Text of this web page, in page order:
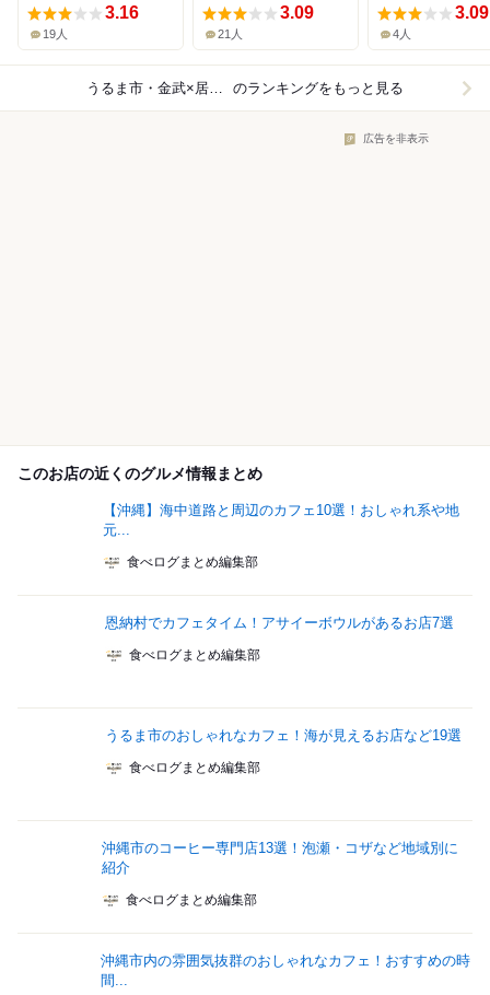
3.16
19人
3.09
21人
3.09
4人
うるま市・金武×居酒屋 のランキングをもっと見る
広告を非表示
このお店の近くのグルメ情報まとめ
【沖縄】海中道路と周辺のカフェ10選！おしゃれ系や地
元...
食べログまとめ編集部
恩納村でカフェタイム！アサイーボウルがあるお店7選
食べログまとめ編集部
うるま市のおしゃれなカフェ！海が見えるお店など19選
食べログまとめ編集部
沖縄市のコーヒー専門店13選！泡瀬・コザなど地域別に
紹介
食べログまとめ編集部
沖縄市内の雰囲気抜群のおしゃれなカフェ！おすすめの時
間...